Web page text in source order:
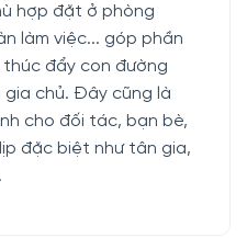
hợp đặt ở phòng
làm việc... góp phần
đẩy con đường
chủ. Đây cũng là
cho đối tác, bạn bè,
đặc biệt như tân gia,